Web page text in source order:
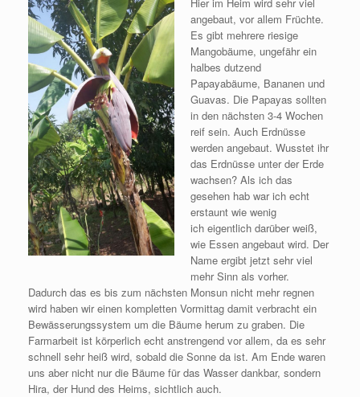
angebaut, vor allem Früchte.
Es gibt mehrere riesige
Mangobäume, ungefähr ein
halbes dutzend
Papayabäume, Bananen und
Guavas. Die Papayas sollten
in den nächsten 3-4 Wochen
reif sein. Auch Erdnüsse
werden angebaut. Wusstet ihr
das Erdnüsse unter der Erde
wachsen? Als ich das
gesehen hab war ich echt
erstaunt wie wenig
ich eigentlich darüber weiß,
wie Essen angebaut wird. Der
Name ergibt jetzt sehr viel
mehr Sinn als vorher.
Dadurch das es bis zum nächsten Monsun nicht mehr regnen
wird haben wir einen kompletten Vormittag damit verbracht ein
Bewässerungssystem um die Bäume herum zu graben. Die
Farmarbeit ist körperlich echt anstrengend vor allem, da es sehr
schnell sehr heiß wird, sobald die Sonne da ist. Am Ende waren
uns aber nicht nur die Bäume für das Wasser dankbar, sondern
Hira, der Hund des Heims, sichtlich auch.